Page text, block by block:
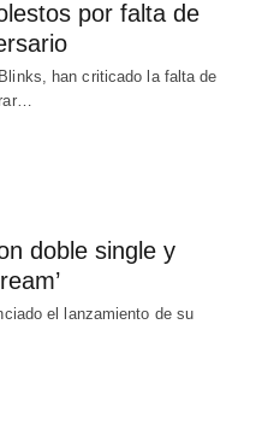
por falta de
han criticado la falta de
doble single y
el lanzamiento de su